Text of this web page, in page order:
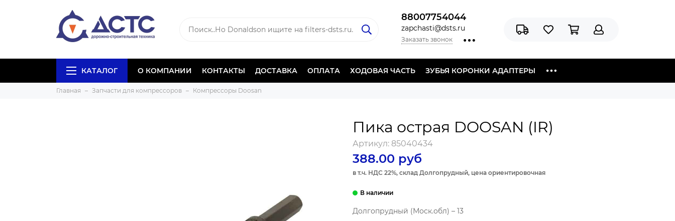
88007754044
zapchasti@dsts.ru
Заказать звонок
КАТАЛОГ О КОМПАНИИ КОНТАКТЫ ДОСТАВКА ОПЛАТА ХОДОВАЯ ЧАСТЬ ЗУБЬЯ КОРОНКИ АДАПТЕРЫ
Главная Запчасти для компрессоров Компрессоры Doosan
Пика острая DOOSAN (IR)
Артикул: 85040434
388.00 руб
в т.ч. НДС 22%, склад Долгопрудный, цена ориентировочная
Долгопрудный (Моск.обл) – 13